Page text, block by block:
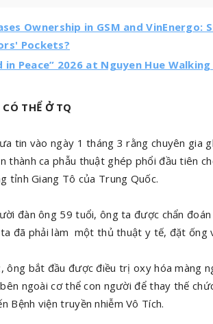
Ownership in GSM and
Pockets?
in Peace” 2026 at Nguyen Hue
THỂ Ở TQ
tin vào ngày 1 tháng 3 rằng chuyên gia
thành ca phẫu thuật ghép phổi đầu tiên
tỉnh Giang Tô của Trung Quốc.
đàn ông 59 tuổi, ông ta được chẩn
đã phải làm một thủ thuật y tế, đặt ống
ông bắt đầu được điều trị oxy hóa màng
ngoài cơ thể con người để thay thế
Bệnh viện truyền nhiễm Vô Tích.